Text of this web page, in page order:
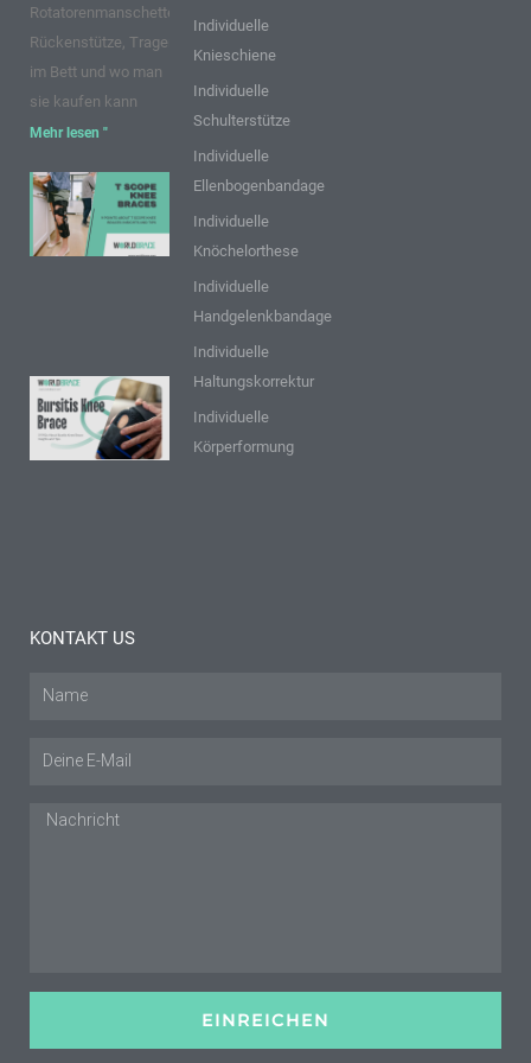
Rotatorenmanschette,
Rückenstütze, Tragen
im Bett und wo man
sie kaufen kann
Mehr lesen "
9 Punkte über
T Scope
Knieschienen:
9 FAQs zur
Bursitis-
Knieschiene:
Individuelle
Knieschiene
Individuelle
Schulterstütze
Individuelle
Ellenbogenbandage
Individuelle
Knöchelorthese
Individuelle
Handgelenkbandage
Individuelle
Haltungskorrektur
Individuelle
Körperformung
KONTAKT US
Name
Nachricht
EINREICHEN